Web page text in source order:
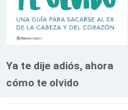
Ya te dije adiós, ahora
cómo te olvido